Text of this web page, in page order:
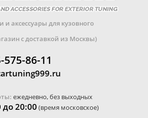
и аксессуары для кузовного
с доставкой из Москвы)
575-86-11
ежедневно, без выходных
до 20:00 (время московское)